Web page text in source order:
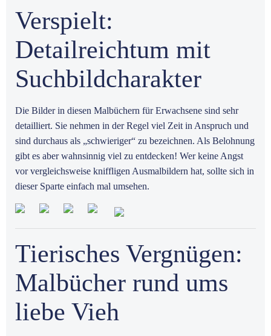
Verspielt:
Detailreichtum mit
Suchbildcharakter
Die Bilder in diesen Malbüchern für Erwachsene sind sehr
detailliert. Sie nehmen in der Regel viel Zeit in Anspruch und
sind durchaus als „schwieriger“ zu bezeichnen. Als Belohnung
gibt es aber wahnsinnig viel zu entdecken! Wer keine Angst
vor vergleichsweise kniffligen Ausmalbildern hat, sollte sich in
dieser Sparte einfach mal umsehen.
Tierisches Vergnügen:
Malbücher rund ums
liebe Vieh